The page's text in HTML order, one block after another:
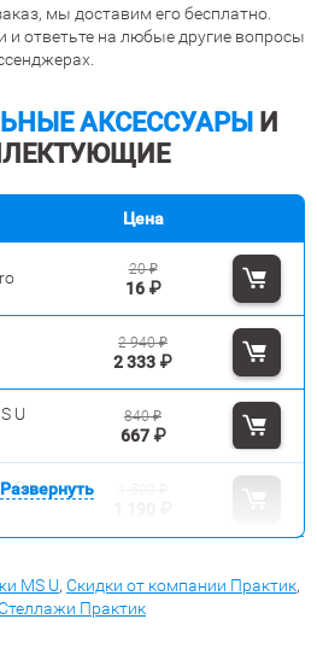
мы доставим его бесплатно.
и ответьте на любые другие вопросы
АКСЕССУАРЫ И
Цена
16 ₽
20₽
2 333 ₽
2 940₽
U
667 ₽
840₽
Pro
Развернуть
MS U, Скидки от компании Практик,
Практик